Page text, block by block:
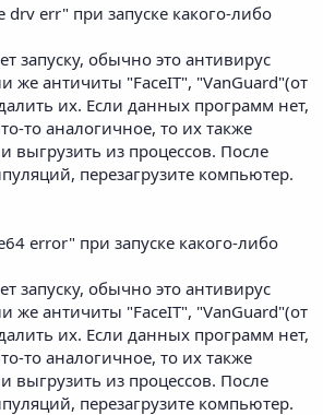
err" при запуске какого-либо
запуску, обычно это антивирус
же античиты "FaceIT", "VanGuard"(от
их. Если данных программ нет,
то аналогичное, то их также
выгрузить из процессов. После
перезагрузите компьютер.
error" при запуске какого-либо
запуску, обычно это антивирус
же античиты "FaceIT", "VanGuard"(от
их. Если данных программ нет,
то аналогичное, то их также
выгрузить из процессов. После
перезагрузите компьютер.